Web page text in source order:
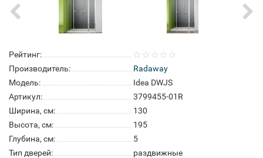
Рейтинг:
Производитель:
Radaway
Модель:
Idea DWJS
Артикул:
3799455-01R
Ширина, см:
130
Высота, см:
195
Глубина, см:
5
Тип дверей:
раздвижные